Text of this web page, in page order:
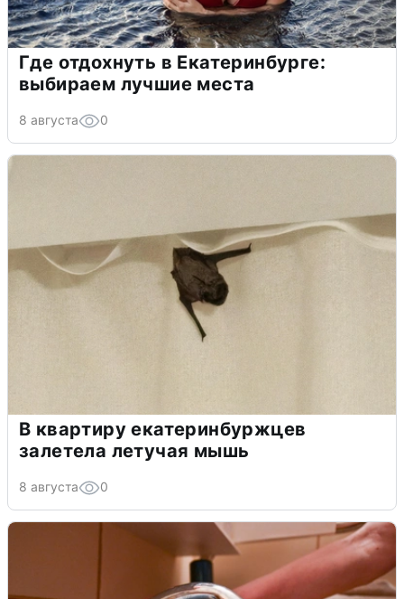
Где отдохнуть в Екатеринбурге:
выбираем лучшие места
8 августа 0
В квартиру екатеринбуржцев
залетела летучая мышь
8 августа 0